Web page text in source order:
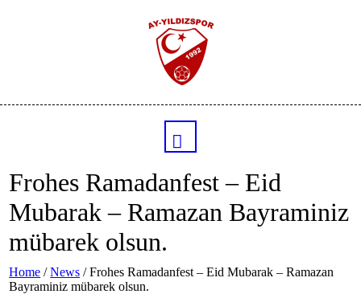
Frohes Ramadanfest – Eid
Mubarak – Ramazan Bayraminiz
mübarek olsun.
Home /News /Frohes Ramadanfest – Eid Mubarak – Ramazan
Bayraminiz mübarek olsun.